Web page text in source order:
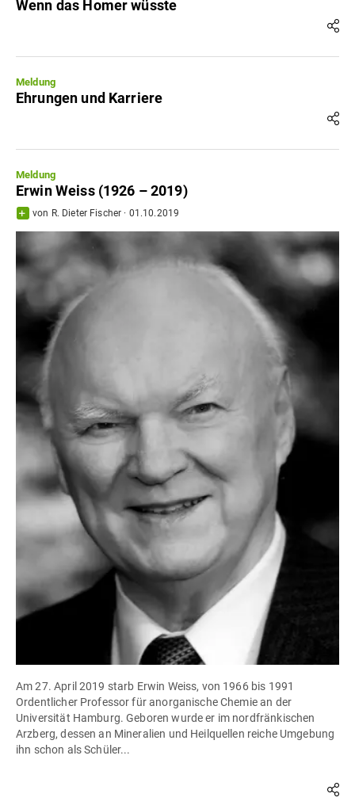
Wenn das Homer wüsste
Meldung
Ehrungen und Karriere
Meldung
Erwin Weiss (1926 – 2019)
von R. Dieter Fischer · 01.10.2019
Am 27. April 2019 starb Erwin Weiss, von 1966 bis 1991
Ordentlicher Professor für anorganische Chemie an der
Universität Hamburg. Geboren wurde er im nordfränkischen
Arzberg, dessen an Mineralien und Heilquellen reiche Umgebung
ihn schon als Schüler...